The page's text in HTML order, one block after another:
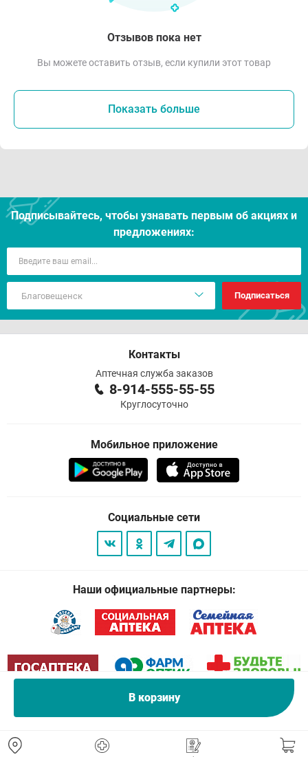
В корзину
Отзывов пока нет
Вы можете оставить отзыв, если купили этот товар
Показать больше
Подписывайтесь, чтобы узнавать первым об акцияx и
предложениях:
Подписаться
Контакты
Аптечная служба заказов
8-914-555-55-55
Круглосуточно
Мобильное приложение
Социальные сети
Наши официальные партнеры: